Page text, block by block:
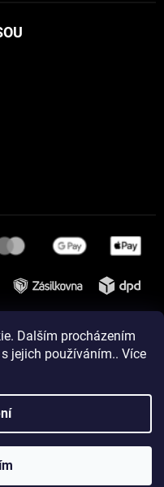
Dalším procházením
jejich používáním.. Více
. Všechna práva vyhrazena.
cookies